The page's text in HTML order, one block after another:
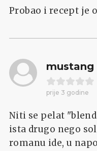
Probao i recept je
mustang
prije 3 godine
Niti se pelat
ista drugo nego
romanu ide, u